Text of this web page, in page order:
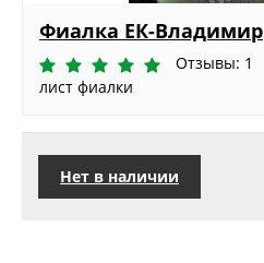
Фиалка ЕК-Владимир
Отзывы: 1
лист фиалки
Нет в наличии